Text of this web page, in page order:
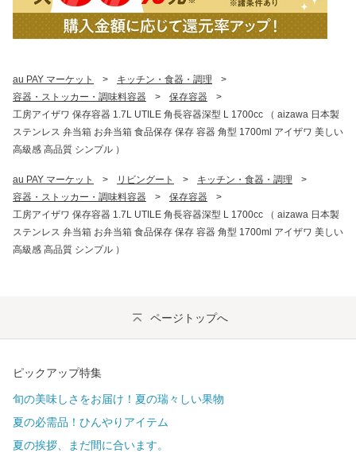
au PAY マーケット > キッチン・食器・調理
>
容器・ストッカー・調味料容器
> 保存容器
>
工房アイザワ 保存容器 1.7L UTILE 角長容器深型 L 1700cc （ aizawa 日本製
ステンレス 弁当箱 お弁当箱 食品保存 保存 容器 角型 1700ml アイザワ 美しい
高級感 高品質 シンプル ）
au PAY マーケット > リビングート > キッチン・食器・調理
>
容器・ストッカー・調味料容器
> 保存容器
>
工房アイザワ 保存容器 1.7L UTILE 角長容器深型 L 1700cc （ aizawa 日本製
ステンレス 弁当箱 お弁当箱 食品保存 保存 容器 角型 1700ml アイザワ 美しい
高級感 高品質 シンプル ）
ページトップへ
ピックアップ特集
旬の美味しさをお届け！夏の瑞々しい果物
夏の必需品！ひんやりアイテム
夏の挨拶、まだ間に合います。